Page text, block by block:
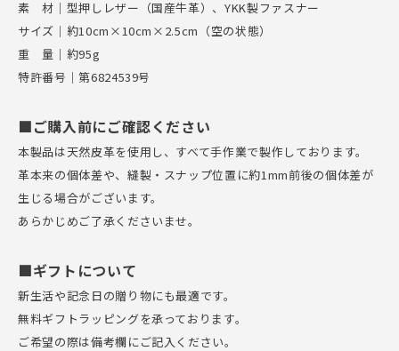
素 材｜型押しレザー（国産牛革）、YKK製ファスナー
サイズ｜約10cm×10cm×2.5cm（空の状態）
重 量｜約95g
特許番号｜第6824539号
■ご購入前にご確認ください
本製品は天然皮革を使用し、すべて手作業で製作しております。
革本来の個体差や、縫製・スナップ位置に約1mm前後の個体差が
生じる場合がございます。
あらかじめご了承くださいませ。
■ギフトについて
新生活や記念日の贈り物にも最適です。
無料ギフトラッピングを承っております。
ご希望の際は備考欄にご記入ください。